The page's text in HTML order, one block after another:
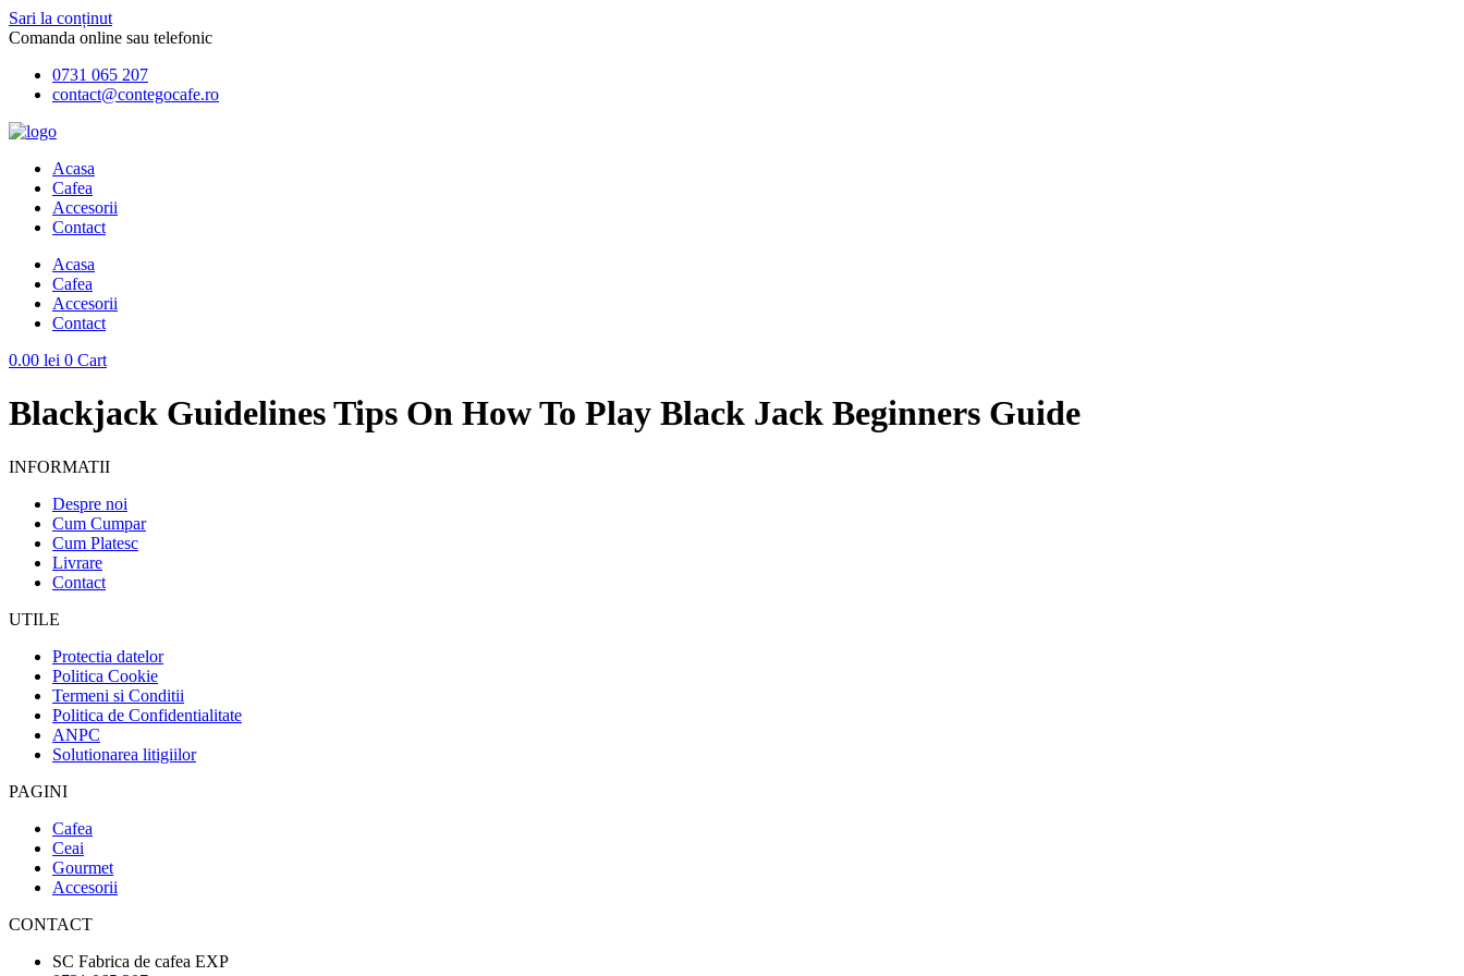
Sari la conținut
Comanda online sau telefonic
0731 065 207
contact@contegocafe.ro
Acasa
Cafea
Accesorii
Contact
Acasa
Cafea
Accesorii
Contact
0.00 lei 0 Cart
Blackjack Guidelines Tips On How To Play Black Jack Beginners Guide
INFORMATII
Despre noi
Cum Cumpar
Cum Platesc
Livrare
Contact
UTILE
Protectia datelor
Politica Cookie
Termeni si Conditii
Politica de Confidentialitate
ANPC
Solutionarea litigiilor
PAGINI
Cafea
Ceai
Gourmet
Accesorii
CONTACT
SC Fabrica de cafea EXP